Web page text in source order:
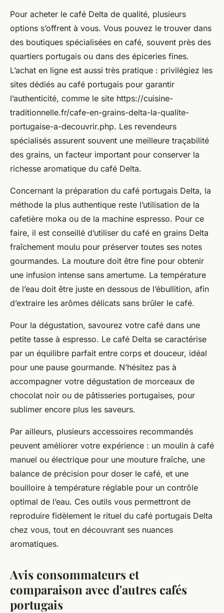
Pour acheter le café Delta de qualité, plusieurs
options s’offrent à vous. Vous pouvez le trouver dans
des boutiques spécialisées en café, souvent près des
quartiers portugais ou dans des épiceries fines.
L’achat en ligne est aussi très pratique : privilégiez les
sites dédiés au café portugais pour garantir
l’authenticité, comme le site https://cuisine-
traditionnelle.fr/cafe-en-grains-delta-la-qualite-
portugaise-a-decouvrir.php. Les revendeurs
spécialisés assurent souvent une meilleure traçabilité
des grains, un facteur important pour conserver la
richesse aromatique du café Delta.
Concernant la préparation du café portugais Delta, la
méthode la plus authentique reste l’utilisation de la
cafetière moka ou de la machine espresso. Pour ce
faire, il est conseillé d’utiliser du café en grains Delta
fraîchement moulu pour préserver toutes ses notes
gourmandes. La mouture doit être fine pour obtenir
une infusion intense sans amertume. La température
de l’eau doit être juste en dessous de l’ébullition, afin
d’extraire les arômes délicats sans brûler le café.
Pour la dégustation, savourez votre café dans une
petite tasse à espresso. Le café Delta se caractérise
par un équilibre parfait entre corps et douceur, idéal
pour une pause gourmande. N’hésitez pas à
accompagner votre dégustation de morceaux de
chocolat noir ou de pâtisseries portugaises, pour
sublimer encore plus les saveurs.
Par ailleurs, plusieurs accessoires recommandés
peuvent améliorer votre expérience : un moulin à café
manuel ou électrique pour une mouture fraîche, une
balance de précision pour doser le café, et une
bouilloire à température réglable pour un contrôle
optimal de l’eau. Ces outils vous permettront de
reproduire fidèlement le rituel du café portugais Delta
chez vous, tout en découvrant ses nuances
aromatiques.
Avis consommateurs et
comparaison avec d'autres cafés
portugais